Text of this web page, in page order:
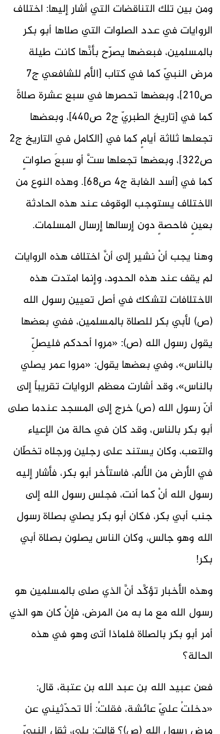
ومن بين تلك التناقضات التي أشار إليها: اختلاف
الروايات في عدد الصلوات التي صلاها أبو بكر
بالمسلمين، فبعضها يصرّح بأنَّها كانت طيلة
مرض النبيّ كما في كتاب [الأم للشافعي ج7
ص210]، وبعضها تحصرها في سبع عشرة صلاةً
كما في [تاريخ الطبريّ ج2 ص440]، وبعضها
تجعلها ثلاثة أيامٍ كما في [الكامل في التاريخ ج2
ص322]، وبعضها تجعلها ستَّ أو سبعَ صلواتٍ
كما في [أسد الغابة ج4 ص68]. وهذه النوع من
الاختلاف يستوجب الوقوف عند هذه الحادثة
بعينٍ فاحصةٍ دون إرسالها إرسال المسلمات.
وهنا يجب أنْ نشير إلى أنَّ اختلاف هذه الروايات
لم يقف عند هذه الحدود، وإنما امتدت هذه
الاختلافات لتشكك في أصل تعيين رسول الله
(ص) لأبي بكر للصلاة بالمسلمين، ففي بعضها
يقول رسول الله (ص): «مروا أحدكم فليصلِّ
بالناس»، وفي بعضها يقول: «مروا عمر يصلي
بالناس»، وقد أشارت معظم الروايات تقريباً إلى
أنّ رسول الله (ص) خرج إلى المسجد عندما صلى
أبو بكر بالناس، وقد كان في حالة من الإعياء
والتعب، وكان يستند على رجلين ورجلاه تخطّان
في الأرض من الألم، فاستأخر أبو بكر، فأشار إليه
رسول الله أنْ كما أنت، فجلس رسول الله إلى
جنب أبي بكر، فكان أبو بكر يصلي بصلاة رسول
الله وهو جالس، وكان الناس يصلون بصلاة أبي
بكر!
وهذه الأخبار تؤكَّد أنَّ الذي صلى بالمسلمين هو
رسول الله مع ما به من المرض، فإنْ كان هو الذي
أمر أبو بكر بالصلاة فلماذا أتى وهو في هذه
الحالة؟
فعن عبيد الله بن عبد الله بن عتبة، قال:
«دخلتُ عليّ عائشة، فقلتُ: ألا تحدّثيني عن